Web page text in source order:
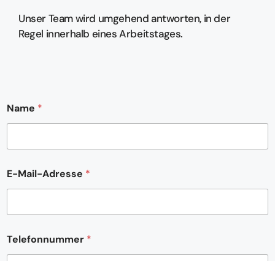
Unser Team wird umgehend antworten, in der
Regel innerhalb eines Arbeitstages.
Name *
E-Mail-Adresse *
e
l
Telefonnummer *